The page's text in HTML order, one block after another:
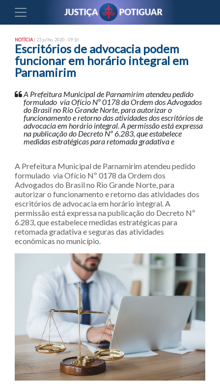
NOTÍCIA | 23 julho, 2020 - 09:16
Escritórios de advocacia podem
funcionar em horário integral em
Parnamirim
A Prefeitura Municipal de Parnamirim atendeu pedido
formulado via Ofício Nº 0178 da Ordem dos Advogados
do Brasil no Rio Grande Norte, para autorizar o
funcionamento e retorno das atividades dos escritórios de
advocacia em horário integral. A permissão está expressa
na publicação do Decreto Nº 6.283, que estabelece
medidas estratégicas para retomada gradativa e
A Prefeitura Municipal de Parnamirim atendeu pedido
formulado via Ofício Nº 0178 da Ordem dos
Advogados do Brasil no Rio Grande Norte, para
autorizar o funcionamento e retorno das atividades dos
escritórios de advocacia em horário integral. A
permissão está expressa na publicação do Decreto Nº
6.283, que estabelece medidas estratégicas para
retomada gradativa e seguras das atividades
econômicas no município.